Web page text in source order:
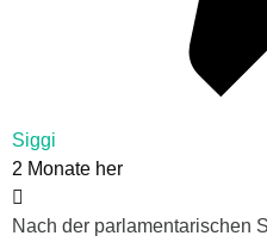
Siggi
2 Monate her
Nach der parlamentarischen